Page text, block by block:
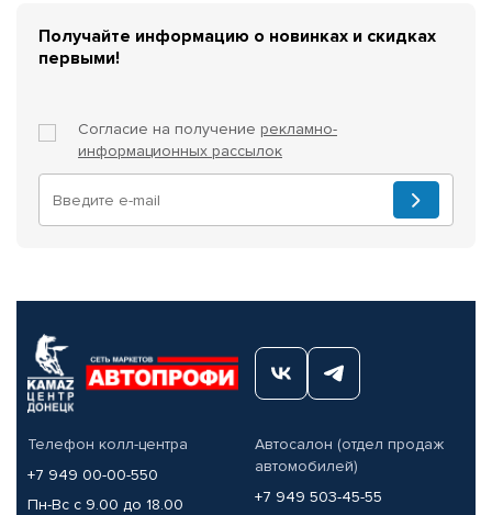
Получайте информацию о новинках и скидках
первыми!
Согласие на получение рекламно-
информационных рассылок
Телефон колл-центра
+7 949 00-00-550
Пн-Вс с 9.00 до 18.00
Автосалон (отдел продаж
автомобилей)
+7 949 503-45-55